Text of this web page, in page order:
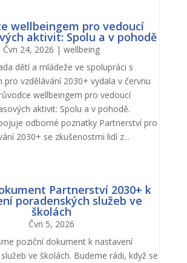
wellbeingem pro vedoucí
aktivit: Spolu a v pohodě
Čvn 24, 2026 | wellbeing
dětí a mládeže ve spolupráci s
pro vzdělávání 2030+ vydala v červnu
wellbeingem pro vedoucí
aktivit: Spolu a v pohodě.
odborné poznatky Partnerství pro
2030+ se zkušenostmi lidí z...
Partnerství 2030+ k
poradenských služeb ve
školách
Čvn 5, 2026
poziční dokument k nastavení
ve školách. Budeme rádi, když se